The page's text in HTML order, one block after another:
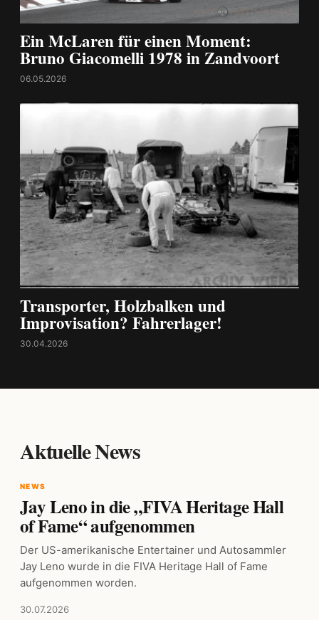
Ein McLaren für einen Moment:
Bruno Giacomelli 1978 in Zandvoort
06.05.2026
Transporter, Holzbalken und
Improvisation? Fahrerlager!
30.04.2026
Aktuelle News
NEWS
Jay Leno in die „FIVA Heritage Hall
of Fame“ aufgenommen
Der US-amerikanische Entertainer und Autosammler
Jay Leno wurde in die FIVA Heritage Hall of Fame
aufgenommen worden.
30.07.2026